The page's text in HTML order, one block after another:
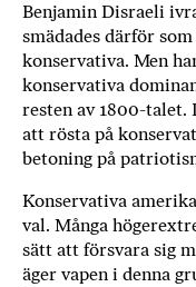
Benjamin Disraeli
smädades därför
konservativa. Men
konservativa
resten av 1800-talet.
att rösta på
betoning på
Konservativa
val. Många
sätt att försvara sig
äger vapen i denna